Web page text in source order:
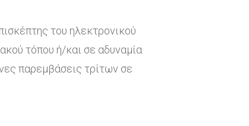
του ηλεκτρονικού
τόπου ή/και σε αδυναμία
παρεμβάσεις τρίτων σε